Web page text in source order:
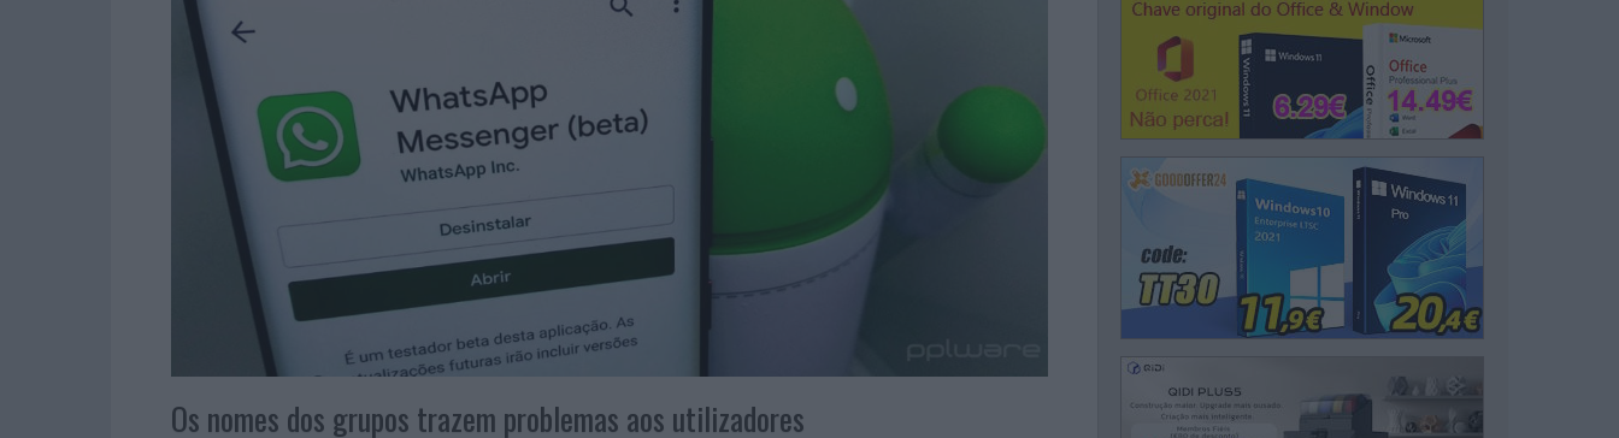
Os nomes dos grupos trazem problemas aos utilizadores